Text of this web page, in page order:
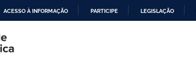
ACESSO À INFORMAÇÃO PARTICIPE LEGISLAÇÃO